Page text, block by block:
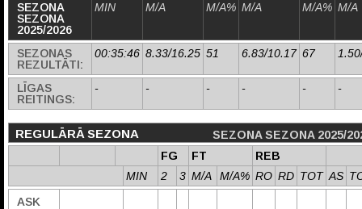
SEZONA
SEZONA
2025/2026
MIN M/A M/A% M/A M/A% M/A
SEZONAS
REZULTĀTI:
00:35:46 8.33/16.25 51 6.83/10.17 67
LĪGAS
REITINGS:
- - - - - -
REGULĀRĀ SEZONA
SEZONA SEZONA 2025/
FG
FT
REB
MIN
2 3 M/A M/A% RO RD TOT AS
ASK